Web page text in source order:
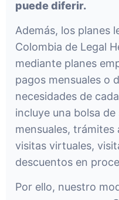
puede diferir.
Además, los planes
Colombia de Legal
mediante planes
pagos mensuales o
necesidades de
incluye una bolsa
mensuales,
visitas virtuales,
descuentos en
Por ello, nuestro